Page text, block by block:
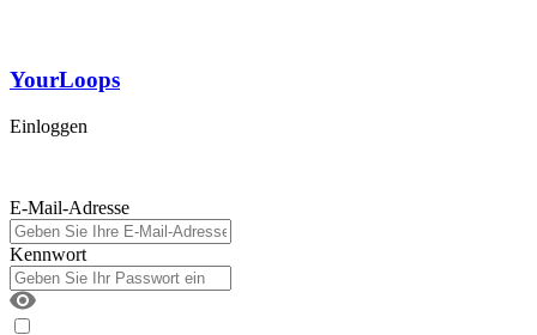
YourLoops
Einloggen
E-Mail-Adresse
Kennwort